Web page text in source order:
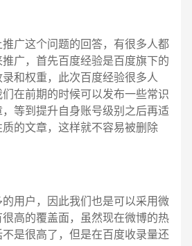
这个问题的回答，有很多人都
广，首先百度经验是百度旗下的
和权重，此次百度经验很多人
在前期的时候可以发布一些常识
等到提升自身账号级别之后再适
的文章，这样就不容易被删除
户，因此我们也是可以采用微
高的覆盖面，虽然现在微博的热
是很高了，但是在百度收录量还